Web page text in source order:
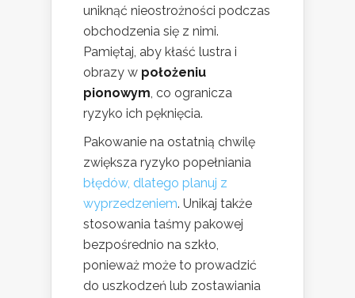
uniknąć nieostrożności podczas
obchodzenia się z nimi.
Pamiętaj, aby kłaść lustra i
obrazy w położeniu
pionowym, co ogranicza
ryzyko ich pęknięcia.
Pakowanie na ostatnią chwilę
zwiększa ryzyko popełniania
błędów, dlatego planuj z
wyprzedzeniem. Unikaj także
stosowania taśmy pakowej
bezpośrednio na szkło,
ponieważ może to prowadzić
do uszkodzeń lub zostawiania